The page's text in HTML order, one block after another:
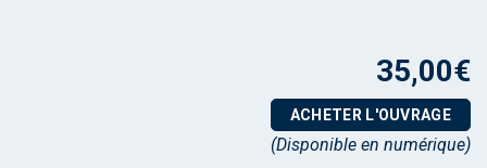
35,00€
ACHETER L'OUVRAGE
(Disponible en numérique)